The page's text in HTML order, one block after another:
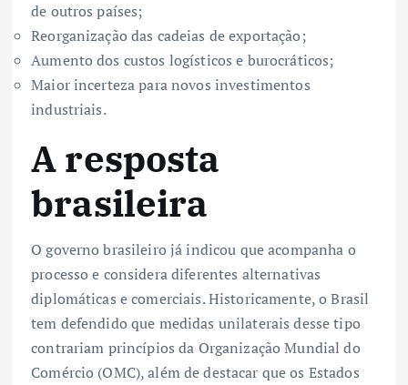
de outros países;
Reorganização das cadeias de exportação;
Aumento dos custos logísticos e burocráticos;
Maior incerteza para novos investimentos
industriais.
A resposta
brasileira
O governo brasileiro já indicou que acompanha o
processo e considera diferentes alternativas
diplomáticas e comerciais. Historicamente, o Brasil
tem defendido que medidas unilaterais desse tipo
contrariam princípios da Organização Mundial do
Comércio (OMC), além de destacar que os Estados